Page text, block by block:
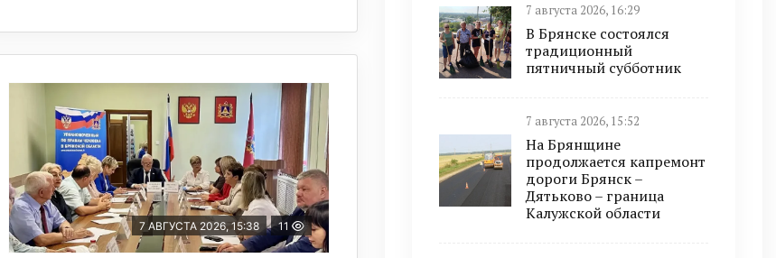
7 АВГУСТА 2026, 15:38 11
7 августа 2026, 16:29
В Брянске состоялся
традиционный
пятничный субботник
7 августа 2026, 15:52
На Брянщине
продолжается капремонт
дороги Брянск –
Дятьково – граница
Калужской области